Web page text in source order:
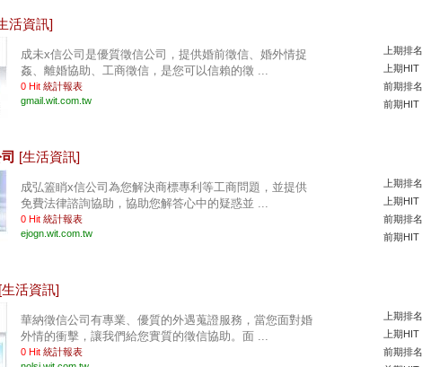
活資訊]
成未x信公司是優質徵信公司，提供婚前徵信、婚外情捉
姦、離婚協助、工商徵信，是您可以信賴的徵 ...
0 Hit 統計報表
gmail.wit.com.tw
上期排名
上期HIT
前期排名
前期HIT
[生活資訊]
成弘篕睄x信公司為您解決商標專利等工商問題，並提供
免費法律諮詢協助，協助您解答心中的疑惑並 ...
0 Hit 統計報表
ejogn.wit.com.tw
上期排名
上期HIT
前期排名
前期HIT
[生活資訊]
華納徵信公司有專業、優質的外遇蒐證服務，當您面對婚
外情的衝擊，讓我們給您實質的徵信協助。面 ...
0 Hit 統計報表
上期排名
上期HIT
前期排名